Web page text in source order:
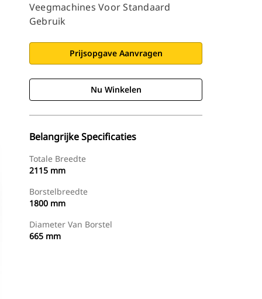
Veegmachines Voor Standaard
Gebruik
Prijsopgave Aanvragen
Nu Winkelen
Belangrijke Specificaties
Totale Breedte
2115 mm
Borstelbreedte
1800 mm
Diameter Van Borstel
665 mm